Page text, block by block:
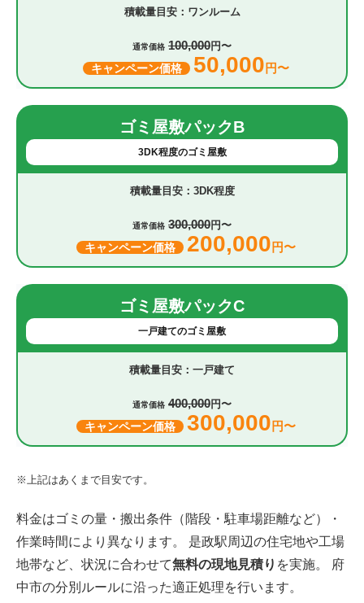
ワンルーム
通常価格 100,000円〜
キャンペーン価格 50,000 円〜
ゴミ屋敷パックB
3DK程度のゴミ屋敷
3DK程度
通常価格 300,000円〜
キャンペーン価格 200,000 円〜
ゴミ屋敷パックC
一戸建てのゴミ屋敷
一戸建て
通常価格 400,000円〜
キャンペーン価格 300,000 円〜
※上記はあくまで目安です。
料金はゴミの量・搬出条件（階段・駐車場距離など）・
作業時間により異なります。 是政駅周辺の住宅地や工場
地帯など、状況に合わせて無料の現地見積り を実施。 府
中市の分別ルールに沿った適正処理を行います。